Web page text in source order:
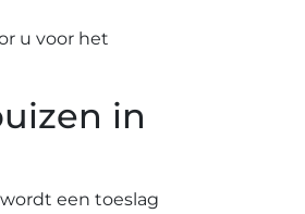
u voor het
in
een toeslag